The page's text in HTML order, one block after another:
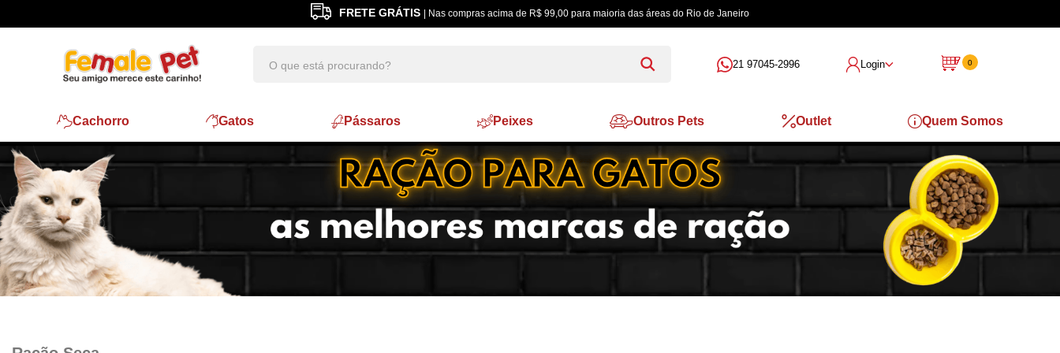
FRETE GRÁTIS | Nas compras acima de R$ 99,00 para maioria das áreas do Rio de Janeiro
21 97045-2996 Login 0
Cachorro Gatos Pássaros Peixes Outros Pets Outlet Quem Somos